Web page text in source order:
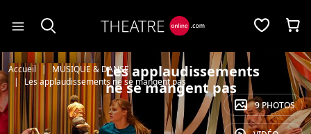
Accueil
MUSIQUE & DANSE
Les applaudis­sements ne se mangent pas
Les applaudis­sements
ne se mangent pas
9 PHOTOS